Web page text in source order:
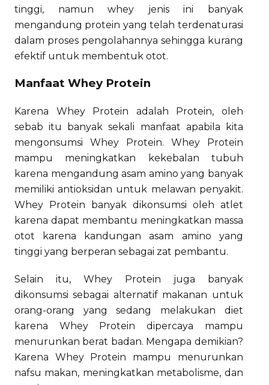
tinggi, namun whey jenis ini banyak
mengandung protein yang telah terdenaturasi
dalam proses pengolahannya sehingga kurang
efektif untuk membentuk otot.
Manfaat Whey Protein
Karena Whey Protein adalah Protein, oleh
sebab itu banyak sekali manfaat apabila kita
mengonsumsi Whey Protein. Whey Protein
mampu meningkatkan kekebalan tubuh
karena mengandung asam amino yang banyak
memiliki antioksidan untuk melawan penyakit.
Whey Protein banyak dikonsumsi oleh atlet
karena dapat membantu meningkatkan massa
otot karena kandungan asam amino yang
tinggi yang berperan sebagai zat pembantu.
Selain itu, Whey Protein juga banyak
dikonsumsi sebagai alternatif makanan untuk
orang-orang yang sedang melakukan diet
karena Whey Protein dipercaya mampu
menurunkan berat badan. Mengapa demikian?
Karena Whey Protein mampu menurunkan
nafsu makan, meningkatkan metabolisme, dan